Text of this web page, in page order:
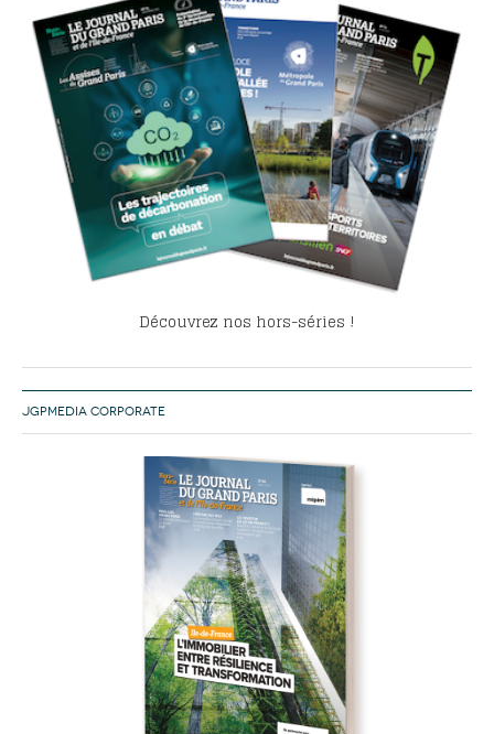
Découvrez nos hors-séries !
JGPMEDIA CORPORATE